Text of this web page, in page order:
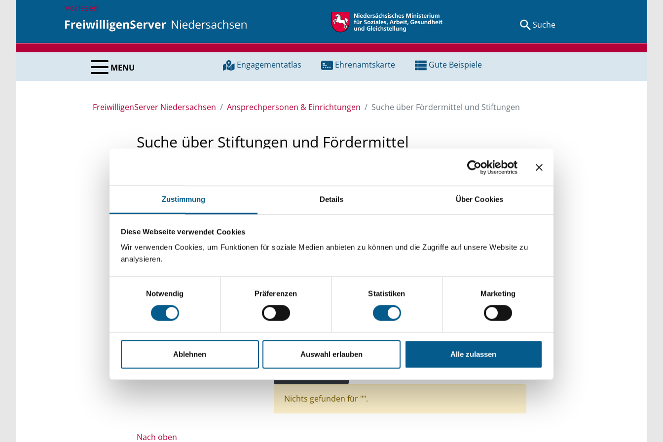
Zustimmung Details Über Cookies
Diese Webseite verwendet Cookies
Wir verwenden Cookies, um Funktionen für soziale Medien anbieten zu können und die Zugriffe auf unsere Website zu
analysieren.
Notwendig
Präferenzen Statistiken Marketing
Ablehnen Auswahl erlauben Alle zulassen
Vorlesen
Suche
MENU Engagementatlas Ehrenamtskarte Gute Beispiele
FreiwilligenServer Niedersachsen Ansprechpersonen & Einrichtungen Suche über Fördermittel und Stiftungen
Suche über Stiftungen und Fördermittel
Sie suchen finanzielle Unterstützung für ein Projekt oder ein Vorhaben? Hier können Sie direkt über
unsere Fördermitteldatenbank und Stiftungsdatenbank recherchieren. Bei der Suche bitte die Groß- und
Kleinschreibung beachten.
Bitte Suchbegriff eingeben. Ergebnisse können durch die Wahl von Bereichen oder Kategorien
verfeinert werden.
Suchen
Aktive Filter:
Themen: Heimatpflege
Themen: Natur- & Umweltschutz
Themen: Politische Bildung & Demokratie
Themen: Gesundheitswesen
Nichts gefunden für "".
Nach oben